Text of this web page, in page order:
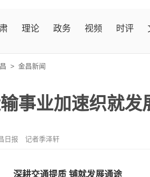
理论 政务 视频 时评
> 金昌新闻
事业加速织就发
日报 记者季泽轩
深耕交通提质 铺就发展通途